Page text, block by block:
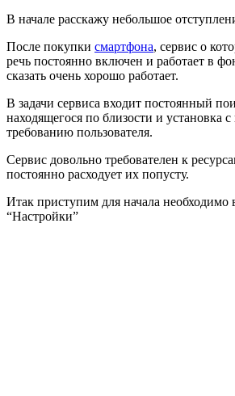
В начале расскажу небольшое
После покупки смартфона, сервис о
речь постоянно включен и работает в
сказать очень хорошо работает.
В задачи сервиса входит постоянный
находящегося по близости и установка
требованию пользователя.
Сервис довольно требователен к
постоянно расходует их попусту.
Итак приступим для начала необходимо
“Настройки”